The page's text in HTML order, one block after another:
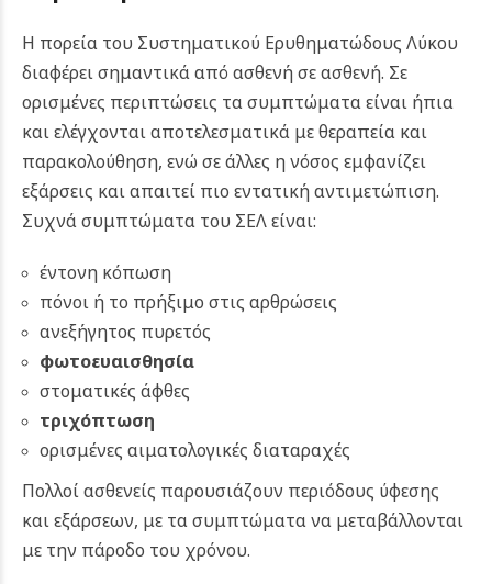
Η πορεία του Συστηματικού Ερυθηματώδους Λύκου
διαφέρει σημαντικά από ασθενή σε ασθενή. Σε
ορισμένες περιπτώσεις τα συμπτώματα είναι ήπια
και ελέγχονται αποτελεσματικά με θεραπεία και
παρακολούθηση, ενώ σε άλλες η νόσος εμφανίζει
εξάρσεις και απαιτεί πιο εντατική αντιμετώπιση.
Συχνά συμπτώματα του ΣΕΛ είναι:
έντονη κόπωση
πόνοι ή το πρήξιμο στις αρθρώσεις
ανεξήγητος πυρετός
φωτοευαισθησία
στοματικές άφθες
τριχόπτωση
ορισμένες αιματολογικές διαταραχές
Πολλοί ασθενείς παρουσιάζουν περιόδους ύφεσης
και εξάρσεων, με τα συμπτώματα να μεταβάλλονται
με την πάροδο του χρόνου.